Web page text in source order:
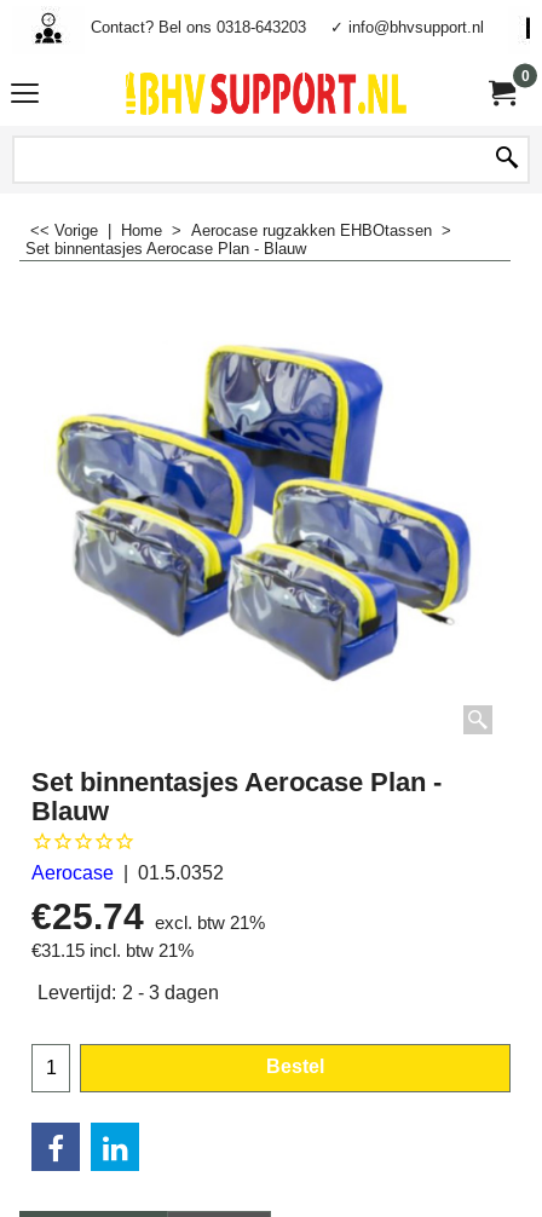
Contact? Bel ons 0318-643203 ✓ info@bhvsupport.nl
0
<< Vorige Home > Aerocase rugzakken EHBOtassen >
Set binnentasjes Aerocase Plan - Blauw
Set binnentasjes Aerocase Plan -
Blauw
Aerocase 01.5.0352
€25.74 excl. btw 21%
€31.15 incl. btw 21%
Levertijd: 2 - 3 dagen
Bestel